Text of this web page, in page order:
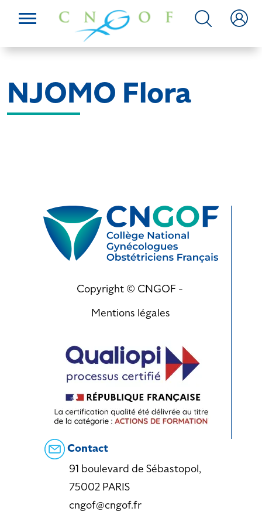
NJOMO Flora
Copyright © CNGOF -
Mentions légales
Contact
91 boulevard de Sébastopol,
75002 PARIS
cngof@cngof.fr